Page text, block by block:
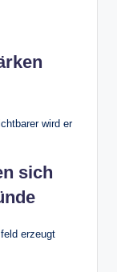
wird er
sich
erzeugt